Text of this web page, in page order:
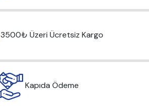
3500₺ Üzeri Ücretsiz Kargo
Kapıda Ödeme